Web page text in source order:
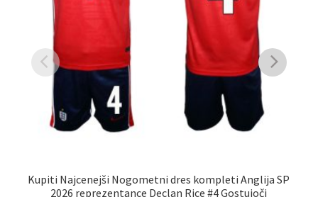
Kupiti Najcenejši Nogometni dres kompleti Anglija SP
2026 reprezentance Declan Rice #4 Gostujoči